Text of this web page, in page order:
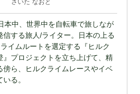
さいた なおと
本中、世界中を自転車で旅しなが
信する旅人/ライター。日本の上る
イムルートを選定する『ヒルク
』プロジェクトを立ち上げて、精
傍ら、ヒルクライムレースやイベ
る。